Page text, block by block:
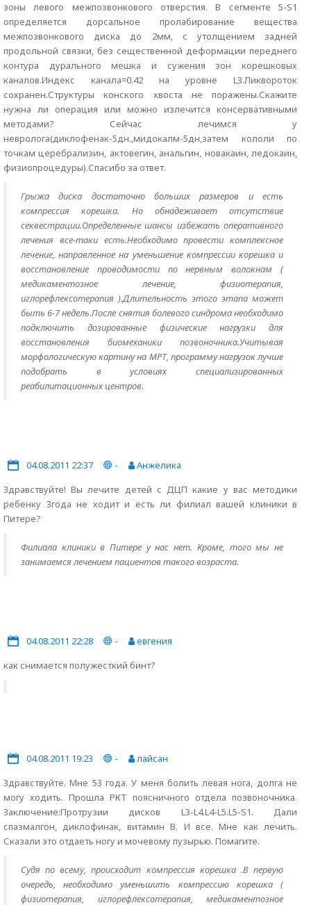
зоны левого межпозвонкового отверстия. В сегменте 5-S1
определяется дорсальное пролабирование вещества
межпозвонкового диска до 2мм, с утолщением задней
продольной связки, без сещественной деформации переднего
контура дурального мешка и сужения зон корешковых
каналов.Индекс канала=0.42 на уровне L3.Ликвороток
сохранен.Структуры конского хвоста не поражены.Скажите
нужна ли операция или можно излечится консервативными
методами? Сейчас лечимся у
невролога(диклофенак-5дн.,мидокалм-5дн,затем кололи по
точкам церебрализин, актовегин, анальгин, новакаин, ледокаин,
физиопроцедуры).Спасибо за ответ.
Грыжа диска достаточно больших размеров и есть
компрессия корешка. Но обнадеживает отсутствие
секвестрации.Определенные шансы избежать оперативного
лечения все-таки есть.Необходимо провести комплексное
лечение, направленное на уменьшение компрессии корешка и
восстановление проводимости по нервным волокнам (
медикаментозное лечение, физиотерапия,
иглорефлексотерапия ).Длительность этого этапа может
быть 6-7 недель.После снятия болевого синдрома необходимо
подключить дозированные физические нагрузки для
восстановления биомеханики позвоночника.Учитывая
морфологическую картину на МРТ, программу нагрузок лучше
подобрать в условиях специализированных
реабилитационных центров.
04.08.2011 22:37 -
Анжелика
Здравствуйте! Вы лечите детей с ДЦП какие у вас методики
ребенку 3года не ходит и есть ли филиал вашей клиники в
Питере?
Филиала клиники в Питере у нас нет. Кроме, того мы не
занимаемся лечением пациентов такого возраста.
04.08.2011 22:28 -
евгения
как снимается полужесткий бинт?
04.08.2011 19:23 -
лайсан
Здравствуйте. Мне 53 года. У меня болить левая нога, долга не
могу ходить. Прошла РКТ поясничного отдела позвоночника.
Заключение:Протрузии дисков L3-L4.L4-L5.L5-S1. Дали
спазмалгон, диклофинак, витамин В. И все. Мне как лечить.
Сказали это отдаеть ногу и мочевому пузырью. Помагите.
Судя по всему, происходит компрессия корешка .В первую
очередь, необходимо уменьшить компрессию корешка (
физиотерапия, иглорефлексотерапия, медикаментозное